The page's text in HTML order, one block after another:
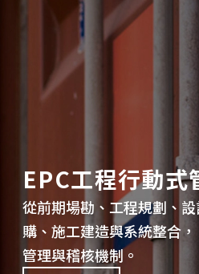
工程行動式管
期場勘、工程規劃、設計，
施工建造與系統整合， 提供
與稽核機制。